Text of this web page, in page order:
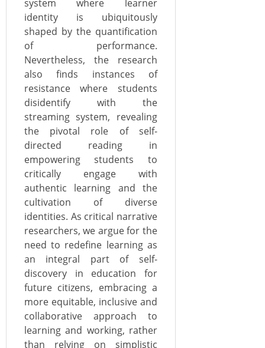
system where learner
identity is ubiquitously
shaped by the quantification
of performance.
Nevertheless, the research
also finds instances of
resistance where students
disidentify
with the
streaming system, revealing
the pivotal role of self-
directed reading in
empowering students to
critically engage with
authentic learning and the
cultivation of diverse
identities. As critical narrative
researchers, we argue for the
need to redefine learning as
an integral part of self-
discovery in education for
future citizens, embracing a
more equitable, inclusive and
collaborative approach to
learning and working, rather
than relying on simplistic